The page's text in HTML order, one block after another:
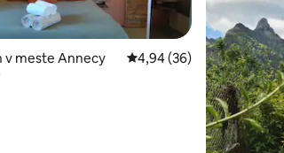
z 5, počet hodnotení: 102
v meste Annecy Priemerné ohodnotenie
4,94 (36)